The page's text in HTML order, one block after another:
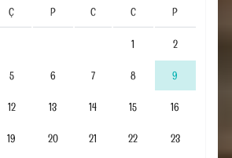
Ç P C C P
1 2
5 6 7 8 9
12 13 14 15 16
19 20 21 22 23